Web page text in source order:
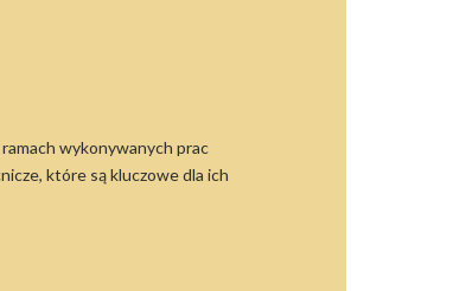
wykonywanych prac
które są kluczowe dla ich